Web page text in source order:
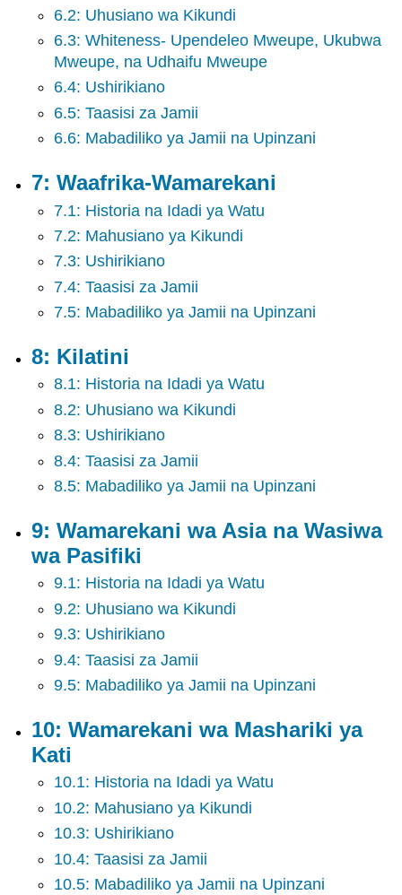
ya
Uhusiano
Index
Kamusi
6.2: Uhusiano wa Kikundi
6.3: Whiteness- Upendeleo Mweupe, Ukubwa
Mweupe, na Udhaifu Mweupe
6.4: Ushirikiano
6.5: Taasisi za Jamii
6.6: Mabadiliko ya Jamii na Upinzani
7: Waafrika-Wamarekani
7.1: Historia na Idadi ya Watu
7.2: Mahusiano ya Kikundi
7.3: Ushirikiano
7.4: Taasisi za Jamii
7.5: Mabadiliko ya Jamii na Upinzani
8: Kilatini
8.1: Historia na Idadi ya Watu
8.2: Uhusiano wa Kikundi
8.3: Ushirikiano
8.4: Taasisi za Jamii
8.5: Mabadiliko ya Jamii na Upinzani
9: Wamarekani wa Asia na Wasiwa
wa Pasifiki
9.1: Historia na Idadi ya Watu
9.2: Uhusiano wa Kikundi
9.3: Ushirikiano
9.4: Taasisi za Jamii
9.5: Mabadiliko ya Jamii na Upinzani
10: Wamarekani wa Mashariki ya
Kati
10.1: Historia na Idadi ya Watu
10.2: Mahusiano ya Kikundi
10.3: Ushirikiano
10.4: Taasisi za Jamii
10.5: Mabadiliko ya Jamii na Upinzani